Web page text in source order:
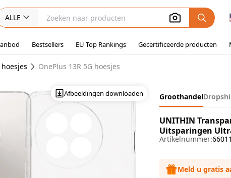
ALLE
Bestsellers EU Top Rankings Gecertificeerde producten
OnePlus 13R 5G hoesjes
Afbeeldingen downloaden Groothandel
UNITHIN
Uitsparingen
Artikelnummer:
Meld u gratis